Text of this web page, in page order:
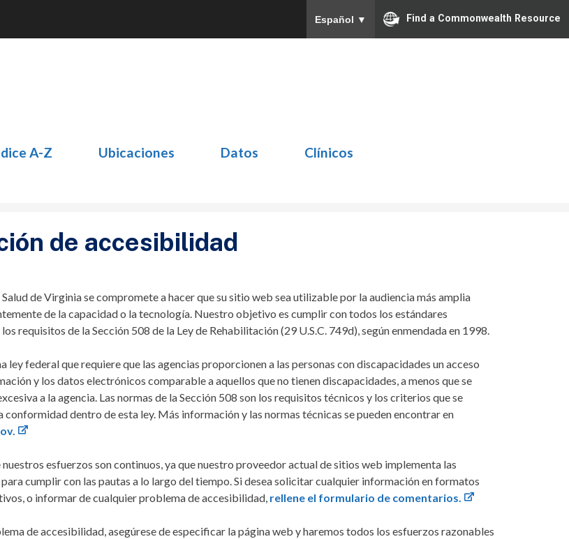
Español ▼ Find a Commonwealth Resource
A-Z Ubicaciones Datos Clínicos
de accesibilidad
de Virginia se compromete a hacer que su sitio web sea utilizable por la audiencia más amplia
de la capacidad o la tecnología. Nuestro objetivo es cumplir con todos los estándares
requisitos de la Sección 508 de la Ley de Rehabilitación (29 U.S.C. 749d), según enmendada en 1998.
ley federal que requiere que las agencias proporcionen a las personas con discapacidades un acceso
y los datos electrónicos comparable a aquellos que no tienen discapacidades, a menos que se
a la agencia. Las normas de la Sección 508 son los requisitos técnicos y los criterios que se
conformidad dentro de esta ley. Más información y las normas técnicas se pueden encontrar en
nuestros esfuerzos son continuos, ya que nuestro proveedor actual de sitios web implementa las
cumplir con las pautas a lo largo del tiempo. Si desea solicitar cualquier información en formatos
o informar de cualquier problema de accesibilidad, rellene el formulario de comentarios.
de accesibilidad, asegúrese de especificar la página web y haremos todos los esfuerzos razonables